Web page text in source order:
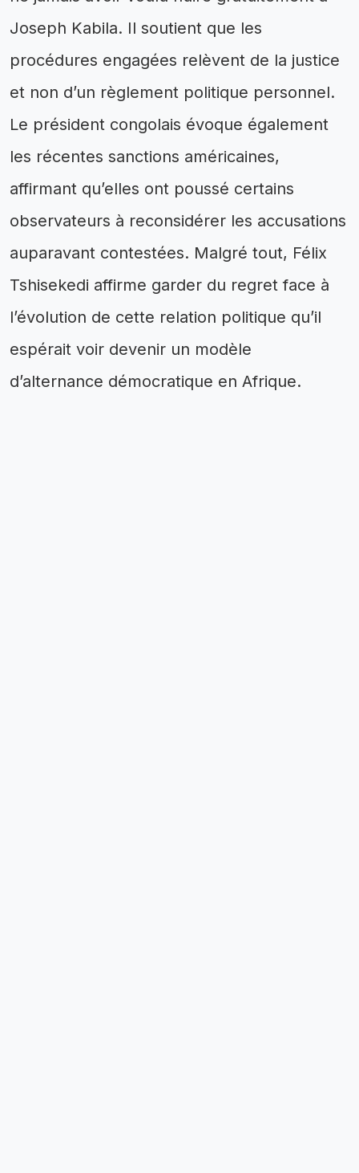
Joseph Kabila. Il soutient que les
procédures engagées relèvent de la justice
et non d’un règlement politique personnel.
Le président congolais évoque également
les récentes sanctions américaines,
affirmant qu’elles ont poussé certains
observateurs à reconsidérer les accusations
auparavant contestées. Malgré tout, Félix
Tshisekedi affirme garder du regret face à
l’évolution de cette relation politique qu’il
espérait voir devenir un modèle
d’alternance démocratique en Afrique.